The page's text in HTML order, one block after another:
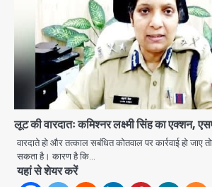
लूट की वारदातः कमिश्नर लक्ष्मी सिंह का एक्शन,
वारदाते हो और तत्काल सबंधित कोतवाल पर कार्रवाई हो
सकता है। कारण है कि…
यहां से शेयर करें